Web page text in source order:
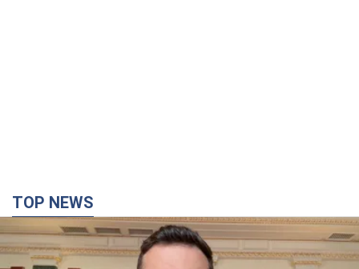
TOP NEWS